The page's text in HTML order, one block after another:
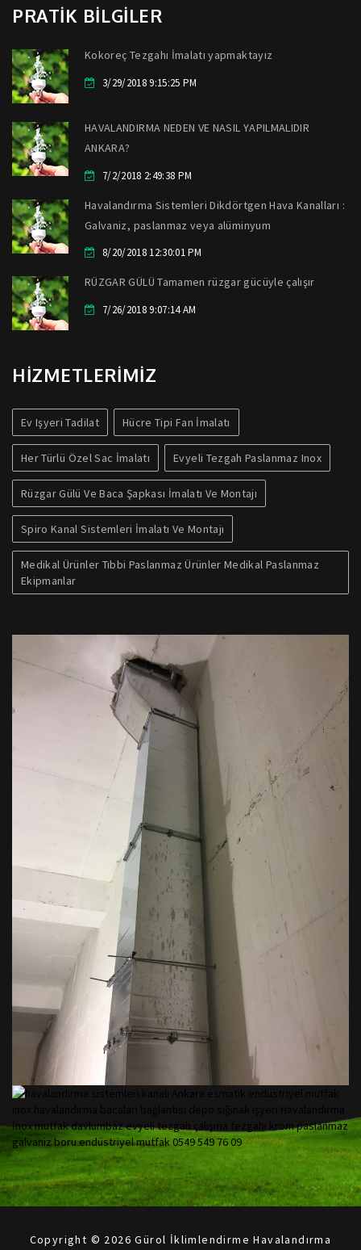
PRATİK BİLGİLER
Kokoreç Tezgahı İmalatı yapmaktayız
3/29/2018 9:15:25 PM
HAVALANDIRMA NEDEN VE NASIL YAPILMALIDIR
ANKARA?
7/2/2018 2:49:38 PM
Havalandırma Sistemleri Dikdörtgen Hava Kanalları :
Galvaniz, paslanmaz veya alüminyum
8/20/2018 12:30:01 PM
RÜZGAR GÜLÜ Tamamen rüzgar gücüyle çalışır
7/26/2018 9:07:14 AM
HİZMETLERİMİZ
Ev Işyeri Tadilat Hücre Tipi Fan İmalatı
Her Türlü Özel Sac İmalatı Evyeli Tezgah Paslanmaz Inox
Rüzgar Gülü Ve Baca Şapkası İmalatı Ve Montajı
Spiro Kanal Sistemleri İmalatı Ve Montajı
Medikal Ürünler Tıbbi Paslanmaz Ürünler Medikal Paslanmaz
Ekipmanlar
Copyright © 2026 Gürol İklimlendirme Havalandırma